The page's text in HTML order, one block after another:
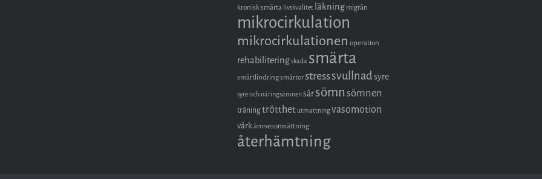
kronisk smärta livskvalitet läkning migrän
mikrocirkulation
mikrocirkulationen operation
rehabiliteringskada smärta
smärtlindringsmärtorstresssvullnadsyre
syre och näringsämnensårsömnsömnen
träningtrötthet utmattningvasomotion
värkämnesomsättning
återhämtning